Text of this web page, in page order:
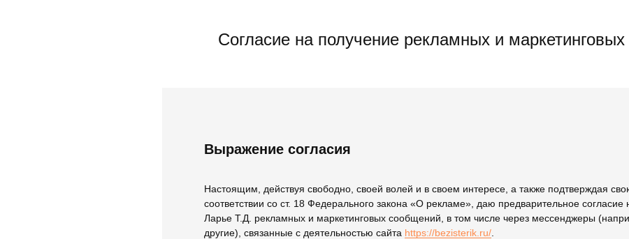
Согласие на получение рекламных и
Выражение согласия
Настоящим, действуя свободно, своей волей и в своем интересе, а также подтверждая
соответствии со ст. 18 Федерального закона «О рекламе», даю предварительное
Ларье Т.Д. рекламных и маркетинговых сообщений, в том числе через мессенджеры
другие), связанные с деятельностью сайта https://bezisterik.ru/